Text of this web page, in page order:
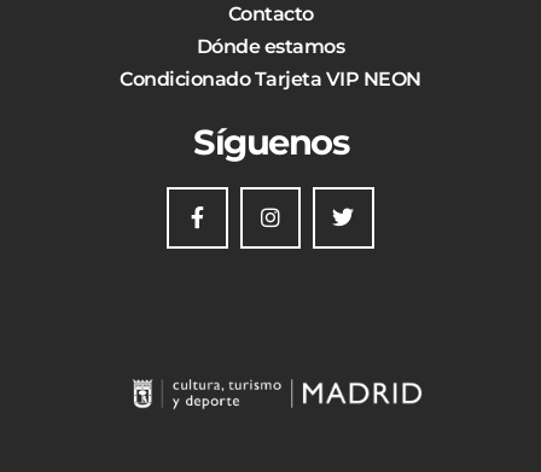
Contacto
Dónde estamos
Condicionado Tarjeta VIP NEON
Síguenos